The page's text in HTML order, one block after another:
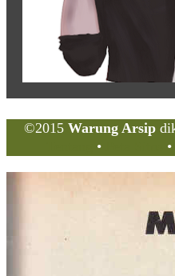
©2015 Warung Arsip
• •